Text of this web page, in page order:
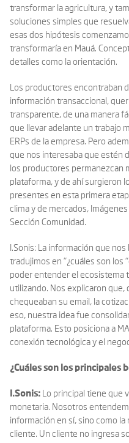
transformar la agricultura, y
soluciones simples que
esas dos hipótesis
transformaría en Mauá.
detalles como la orientación.
Los productores encontraban
información transaccional,
transparente, de una manera
que llevar adelante un trabajo
ERPs de la empresa. Pero
que nos interesaba que estén
los productores permanezcan
plataforma, y de ahí surgieron
presentes en esta primera
clima y de mercados,
Sección Comunidad.
I.Sonis: La información que
tradujimos en “¿cuáles son los
poder entender el ecosistema
utilizando. Nos explicaron que,
chequeaban su email, la
eso, nuestra idea fue
plataforma. Esto posiciona a
conexión tecnológica y el
¿Cuáles son los principales
I.Sonis: Lo principal tiene que
monetaria. Nosotros
información en sí, sino como la
cliente. Un cliente no ingresa